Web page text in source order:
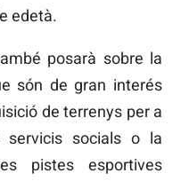
edetà.
posarà sobre la
són de gran interés
de terrenys per a
socials o la
pistes esportives